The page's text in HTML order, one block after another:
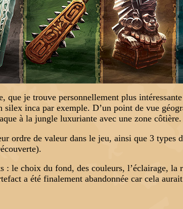
que je trouve personnellement plus
inca par exemple. D’un point de vue
à la jungle luxuriante avec une zone côtière.
ordre de valeur dans le jeu, ainsi que 3 types
: le choix du fond, des couleurs, l’éclairage, la
a été finalement abandonnée car cela